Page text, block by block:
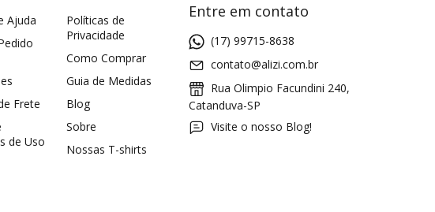
Ajuda
Frete
de Uso
Políticas de
Privacidade
Como Comprar
Guia de Medidas
Blog
Sobre
Nossas T-shirts
Entre em contato
(17) 99715-8638
contato@alizi.com.br
Rua Olimpio Facundini 240,
Catanduva-SP
Visite o nosso Blog!